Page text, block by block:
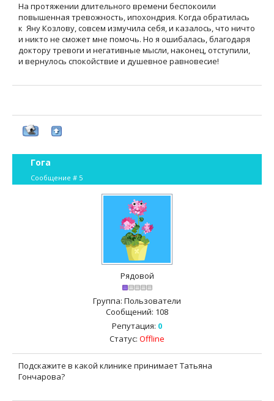
На протяжении длительного времени беспокоили
повышенная тревожность, ипохондрия. Когда обратилась
к Яну Козлову, совсем измучила себя, и казалось, что ничто
и никто не сможет мне помочь. Но я ошибалась, благодаря
доктору тревоги и негативные мысли, наконец, отступили,
и вернулось спокойствие и душевное равновесие!
Гога
Сообщение # 5
Рядовой
Группа: Пользователи
Сообщений: 108
Репутация: 0
Статус: Offline
Подскажите в какой клинике принимает Татьяна
Гончарова?